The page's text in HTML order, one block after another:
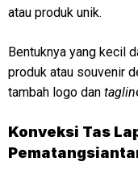
atau produk unik.
Bentuknya yang kecil
produk atau souvenir
tambah logo dan taglin
Konveksi Tas